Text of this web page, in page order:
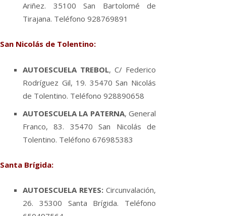
Ariñez. 35100 San Bartolomé de
Tirajana. Teléfono 928769891
San Nicolás de Tolentino:
AUTOESCUELA TREBOL, C/ Federico
Rodrí­guez Gil, 19. 35470 San Nicolás
de Tolentino. Teléfono 928890658
AUTOESCUELA LA PATERNA, General
Franco, 83. 35470 San Nicolás de
Tolentino. Teléfono 676985383
Santa Brí­gida:
AUTOESCUELA REYES: Circunvalación,
26. 35300 Santa Brí­gida. Teléfono